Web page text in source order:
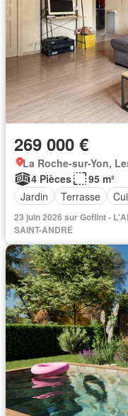
269 000 €
La Roche-sur-Yon,
4 Pièces
95 m²
Jardin
Terrasse
23 juin 2026 sur Goflint -
SAINT-ANDRÉ